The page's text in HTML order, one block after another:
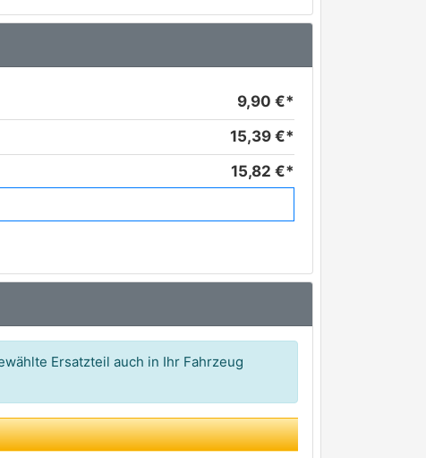
9,90 €*
15,39 €*
15,82 €*
26,88 €*
Ersatzteil auch in Ihr Fahrzeug